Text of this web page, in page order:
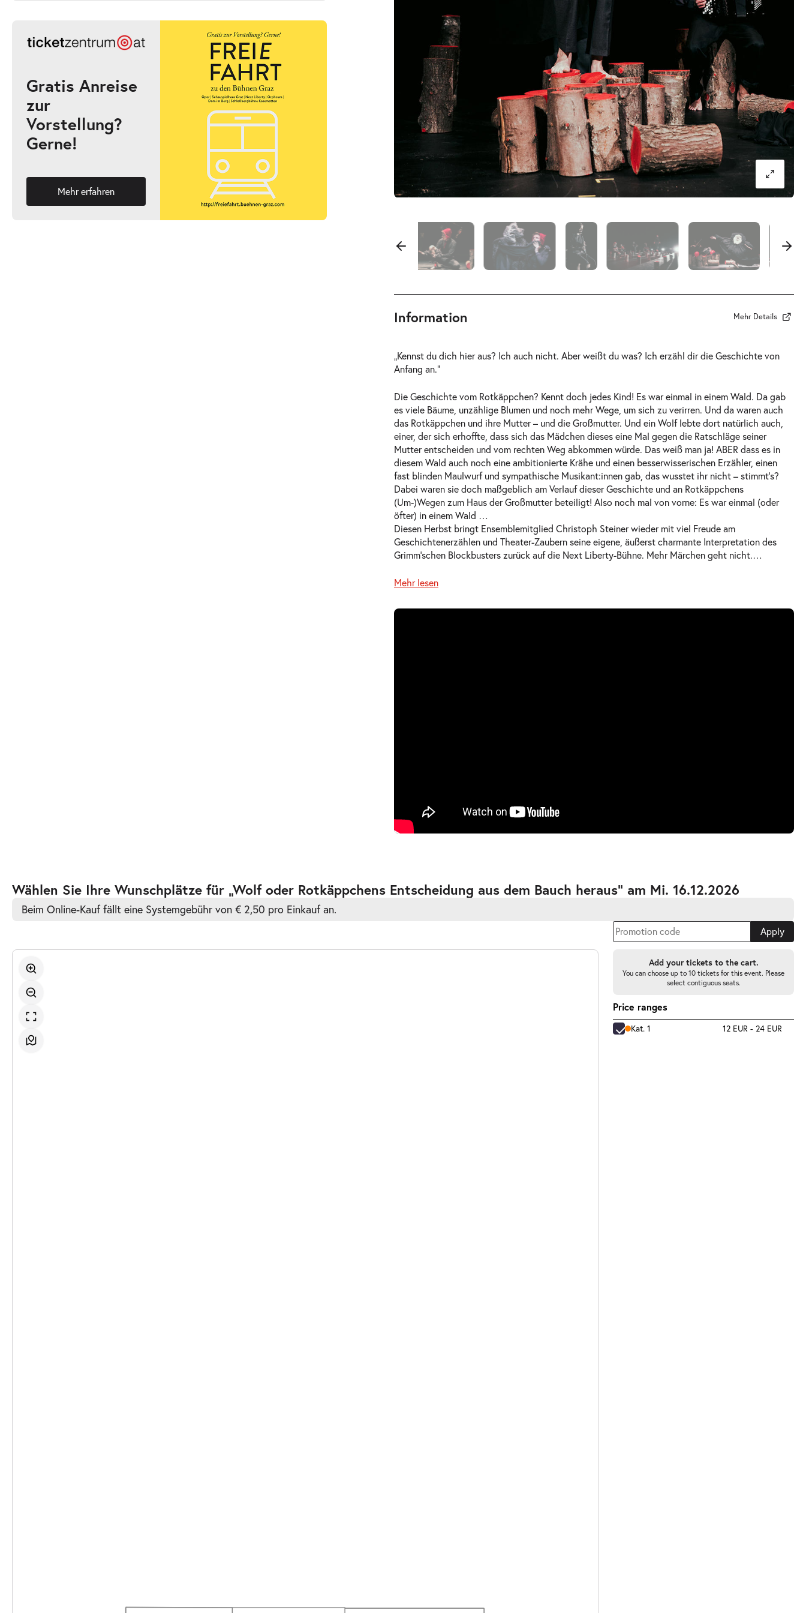
17.10.2026
Sa. 17.10.2026
Tickets
Wolf oder Rotkäppchens Entscheidung aus dem
Bauch heraus
10:30–11:30 Uhr
Tickets
Gratis Anreise
zur
Vorstellung?
Gerne!
Mehr erfahren
Information Mehr Details
„Kennst du dich hier aus? Ich auch nicht. Aber weißt du was? Ich erzähl dir die Geschichte von
Anfang an.“
Die Geschichte vom Rotkäppchen? Kennt doch jedes Kind! Es war einmal in einem Wald. Da gab
es viele Bäume, unzählige Blumen und noch mehr Wege, um sich zu verirren. Und da waren auch
das Rotkäppchen und ihre Mutter – und die Großmutter. Und ein Wolf lebte dort natürlich auch,
einer, der sich erhoffte, dass sich das Mädchen dieses eine Mal gegen die Ratschläge seiner
Mutter entscheiden und vom rechten Weg abkommen würde. Das weiß man ja! ABER dass es in
diesem Wald auch noch eine ambitionierte Krähe und einen besserwisserischen Erzähler, einen
fast blinden Maulwurf und sympathische Musikant:innen gab, das wusstet ihr nicht – stimmt‘s?
Dabei waren sie doch maßgeblich am Verlauf dieser Geschichte und an Rotkäppchens
(Um-)Wegen zum Haus der Großmutter beteiligt! Also noch mal von vorne: Es war einmal (oder
öfter) in einem Wald …
Diesen Herbst bringt Ensemblemitglied Christoph Steiner wieder mit viel Freude am
Geschichtenerzählen und Theater-Zaubern seine eigene, äußerst charmante Interpretation des
Grimm’schen Blockbusters zurück auf die Next Liberty-Bühne. Mehr Märchen geht nicht.…
Mehr lesen
Wählen Sie Ihre Wunschplätze für „Wolf oder Rotkäppchens Entscheidung aus dem Bauch heraus” am Mi. 16.12.2026
Beim Online-Kauf fällt eine Systemgebühr von € 2,50 pro Einkauf an.
Zur
barrierefreien
automatischen
Apply
Add your tickets to the cart.
You can choose up to 10 tickets for this event. Please
select contiguous seats.
Price ranges
Kat. 1 12 EUR - 24 EUR